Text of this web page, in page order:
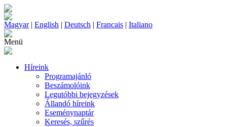
Magyar| English | Deutsch | Francais | Italiano
Menü
Híreink
Programajánló
Beszámolóink
Legutóbbi bejegyzések
Állandó híreink
Eseménynaptár
Keresés, szűrés